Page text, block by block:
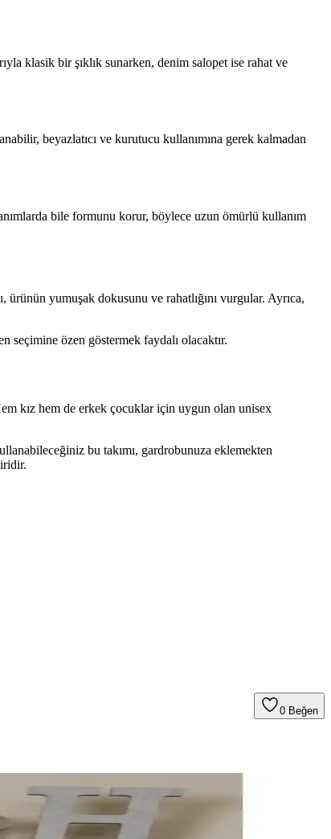
klasik bir şıklık sunarken, denim salopet ise rahat ve
beyazlatıcı ve kurutucu kullanımına gerek kalmadan
bile formunu korur, böylece uzun ömürlü kullanım
ürünün yumuşak dokusunu ve rahatlığını vurgular. Ayrıca,
seçimine özen göstermek faydalı olacaktır.
kız hem de erkek çocuklar için uygun olan unisex
bu takımı, gardrobunuza eklemekten
0 Beğen
alışverişinizi kolaylaştırıyor.